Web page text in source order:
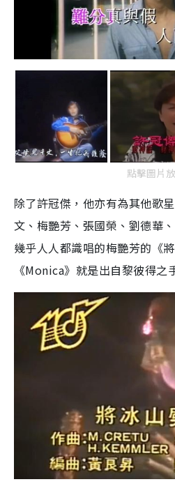
點擊圖片
除了許冠傑，他亦有為其他歌
文、梅艷芳、張國榮、劉德華
幾乎人人都識唱的梅艷芳的《
《Monica》就是出自黎彼得之